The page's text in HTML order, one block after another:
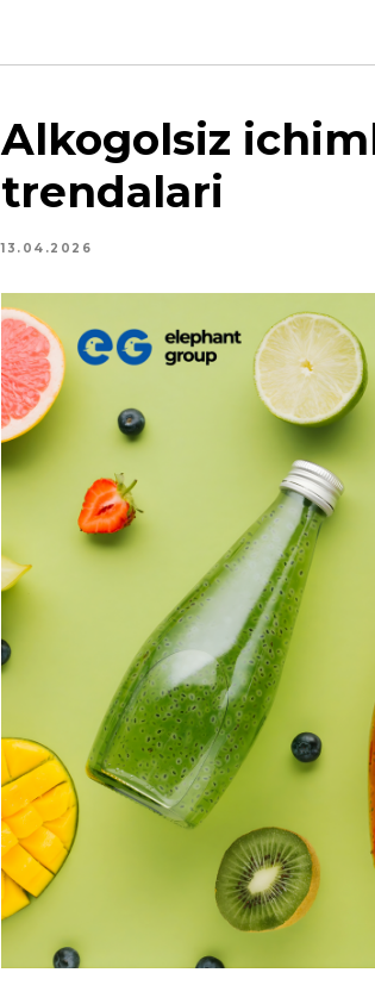
Alkogolsiz
trendalari
13.04.2026